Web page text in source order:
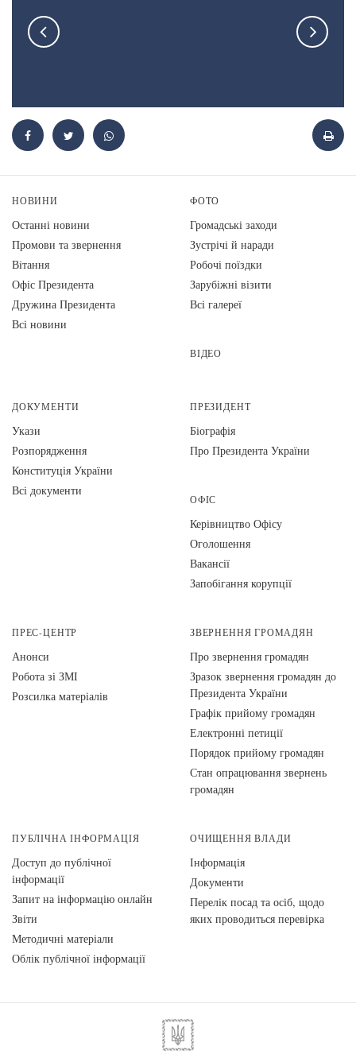
НОВИНИ
Останні новини
Промови та звернення
Вiтання
Офіс Президента
Дружина Президента
Всі новини
ФОТО
Громадські заходи
Зустрічі й наради
Робочі поїздки
Зарубіжні візити
Всі галереї
ВІДЕО
ДОКУМЕНТИ
Укази
Розпорядження
Конституція України
Всі документи
ПРЕЗИДЕНТ
Біографія
Про Президента України
ОФІС
Керівництво Офісу
Оголошення
Вакансії
Запобігання корупції
ПРЕС-ЦЕНТР
Анонси
Робота зі ЗМІ
Розсилка матеріалів
ЗВЕРНЕННЯ ГРОМАДЯН
Про звернення громадян
Зразок звернення громадян до
Президента України
Графік прийому громадян
Електронні петиції
Порядок прийому громадян
Стан опрацювання звернень
громадян
ПУБЛІЧНА ІНФОРМАЦІЯ
Доступ до публічної
інформації
Запит на інформацію онлайн
Звіти
Методичні матеріали
Облік публічної інформації
ОЧИЩЕННЯ ВЛАДИ
Інформація
Документи
Перелік посад та осіб, щодо
яких проводиться перевірка